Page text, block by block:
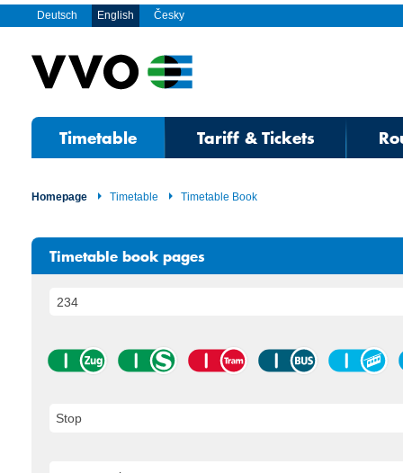
Deutsch English Česky
Timetable Tariff & Tickets
Homepage Timetable Timetable Book
Timetable book pages
Stop